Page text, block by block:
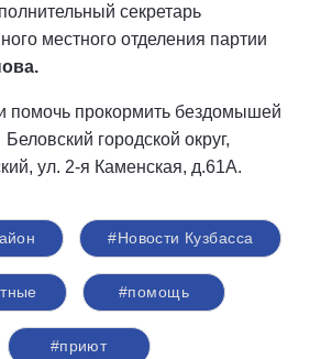
секретарь
местного отделения партии
помочь прокормить бездомышей
городской округ,
ул. 2-я Каменская, д.61А.
#Новости Кузбасса
#помощь
#приют